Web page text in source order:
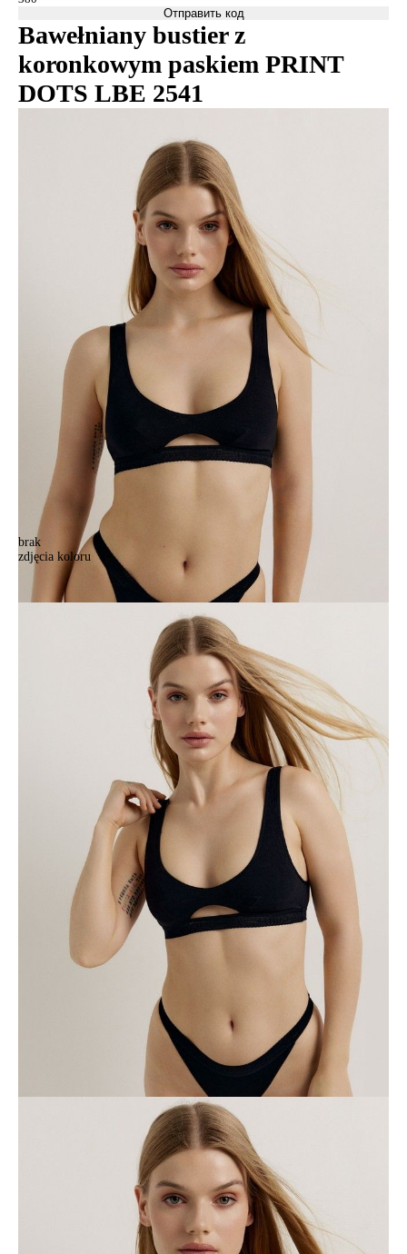
Отправить код
Bawełniany bustier z
koronkowym paskiem PRINT
DOTS LBE 2541
brak
zdjęcia koloru
Bustier CONTE ELEGANT PRINT DOTS LBE 2541, r.170-84/XS,
czarny
Bustier CONTE ELEGANT PRINT DOTS LBE 2541, r.170-84/XS,
+
DODAJ DO KOSZYKA
Jak złożyć zamówienie
POWIADOM MNIE O DOSTĘPNOŚCI
ПОЛУЧИТЬ ПО EMAIL
darmowa od 99 zł
czas dostawy: 1-2 dni robocze
Paczkomaty InPost 24/7,
darmowa od 50 zł
czas dostawy: 1-2 dni robocze
w sklepie Conte (Łodz)
pn.- czw. 8:00 - 16:00, pt. 8:00 - 14:00
Opis produktu
Bustier wykonana z najwyższej jakości bawełny, aby zapewnić
maksymalną swobodę ruchów, wygodę i pewność siebie każdego dnia.
· miękkie miseczki z podszewką,
· wyprofilowane wycięcie pod biustem,